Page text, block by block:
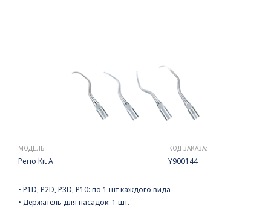
МОДЕЛЬ:
Perio Kit A
КОД ЗАКАЗА:
Y900144
• P1D, P2D, P3D, P10: по 1 шт каждого вида
• Держатель для насадок: 1 шт.